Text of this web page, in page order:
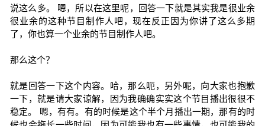
说这么多。 嗯，所以在这里呢，回答一下就是其实我是很业余
很业余的这种节目制作人吧，现在反正因为你讲了这么多期
了，你也算一个业余的节目制作人吧。
那么这个？
就是回答一下这个内容。哈，那么呃，另外呢，向大家也抱歉
一下，就是请大家谅解，因为我确确实实这个节目播出很很不
稳定。 嗯，有有。有的时候是这个半个月播出一期，那有的时